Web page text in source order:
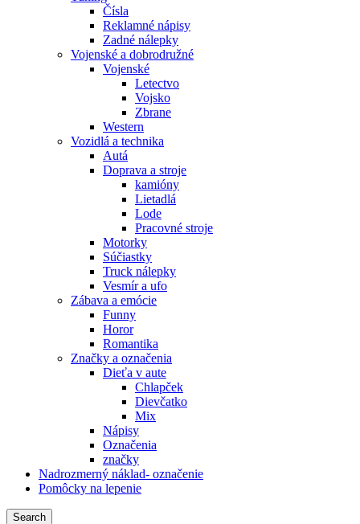
Čísla
Reklamné nápisy
Zadné nálepky
Vojenské a dobrodružné
Vojenské
Letectvo
Vojsko
Zbrane
Western
Vozidlá a technika
Autá
Doprava a stroje
kamióny
Lietadlá
Lode
Pracovné stroje
Motorky
Súčiastky
Truck nálepky
Vesmír a ufo
Zábava a emócie
Funny
Horor
Romantika
Značky a označenia
Dieťa v aute
Chlapček
Dievčatko
Mix
Nápisy
Označenia
značky
Nadrozmerný náklad- označenie
Pomôcky na lepenie
Search